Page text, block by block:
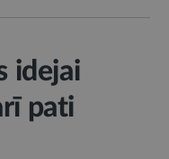
idejai
pati